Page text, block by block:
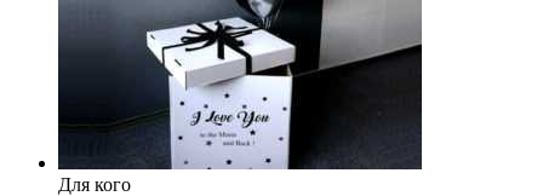
Для кого